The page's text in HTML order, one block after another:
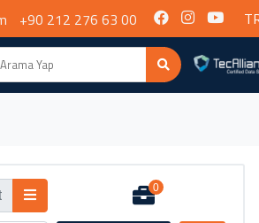
+90 212 276 63 00
0